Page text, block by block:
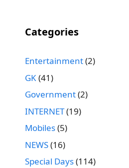
Categories
Entertainment(2)
GK(41)
Government(2)
INTERNET(19)
Mobiles(5)
NEWS(16)
Special Days(114)